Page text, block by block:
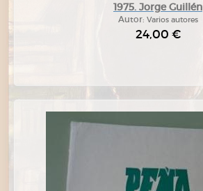
1975. Jorge Guillén
Autor: Varios autores
24,00 €